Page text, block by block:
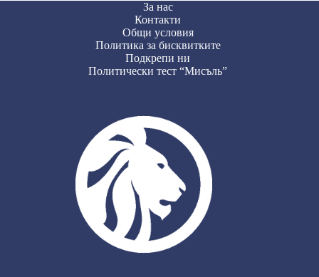
За нас
Контакти
Общи условия
Политика за бисквитките
Подкрепи ни
Политически тест “Мисъль”